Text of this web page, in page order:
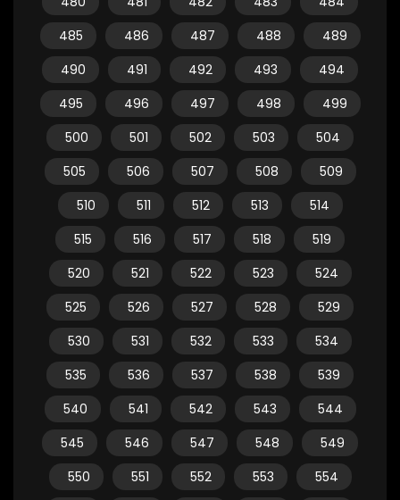
485
486 487 488
489
490
491 492 493
494
495
496 497 498
499
500
501 502 503
504
505
506 507 508
509
510
511 512 513
514
515
516 517 518
519
520
521 522 523
524
525
526 527 528
529
530
531 532 533
534
535
536 537 538
539
540
541 542 543
544
545
546 547 548
549
550
551 552 553
554